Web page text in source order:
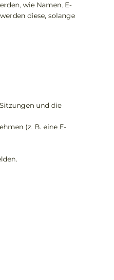
wie Namen, E-
diese, solange
und die
(z. B. eine E-